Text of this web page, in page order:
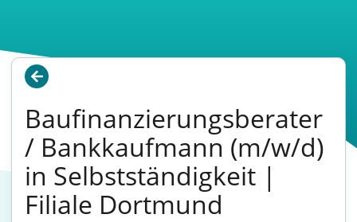
Baufinanzierungsberater
/ Bankkaufmann (m/w/d)
in Selbstständigkeit |
Filiale Dortmund